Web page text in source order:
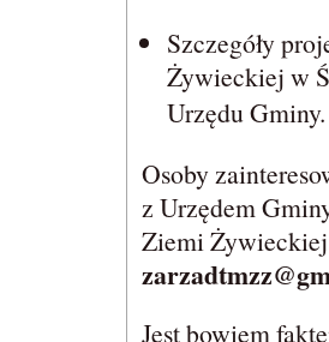
Szczegóły
Żywieckiej w
Urzędu Gminy.
Osoby
z Urzędem
Ziemi
Jest bowiem